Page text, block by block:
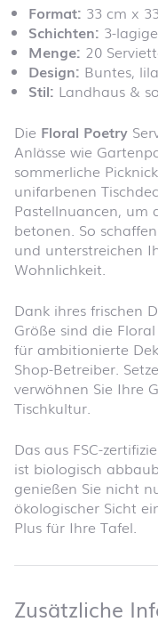
Format: 33 cm x
Schichten: 3-
Menge: 20
Design: Buntes,
Stil: Landhaus &
Die Floral Poetry
Anlässe wie
sommerliche
unifarbenen
Pastellnuancen, um
betonen. So
und unterstreichen
Wohnlichkeit.
Dank ihres frischen
Größe sind die
für ambitionierte
Shop-Betreiber.
verwöhnen Sie Ihre
Tischkultur.
Das aus FSC-
ist biologisch
genießen Sie nicht
ökologischer Sicht
Plus für Ihre Tafel.
Zusätzliche